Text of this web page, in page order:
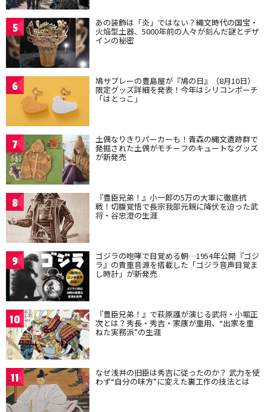
5 あの装飾は「炎」ではない？縄文時代の国宝・
火焔型土器、5000年前の人々が刻んだ謎とデザ
インの秘密
6 鳩サブレーの豊島屋が『鳩の日』（8月10日）
限定グッズ詳細を発表！今年はシリコンポーチ
「はとっこ」
7 土偶なりきりパーカーも！青森の縄文遺跡群で
発掘された土偶がモチーフのキュートなグッズ
が新発売
8 『豊臣兄弟！』小一郎の5万の大軍に徹底抗
戦！切腹覚悟で長宗我部元親に降伏を迫った武
将・谷忠澄の生涯
9 ゴジラの咆哮で目覚める朝…1954年公開『ゴジ
ラ』の貴重音源を搭載した「ゴジラ音声目覚ま
し時計」が新発売
10 『豊臣兄弟！』で萩原護が演じる武将・小堀正
次とは？秀長・秀吉・家康が重用、“出家を重
ねた実務派”の生涯
11 なぜ浅井の旧臣は秀吉に従ったのか？ 武力を使
わず“自分の味方”に変えた裏工作の技法とは